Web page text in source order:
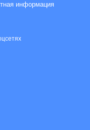
информация